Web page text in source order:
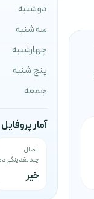
دوشنبه
سه شنبه
چهارشنبه
پنج شنبه
جمعه
آمار پروفایل
اتصال
خیر